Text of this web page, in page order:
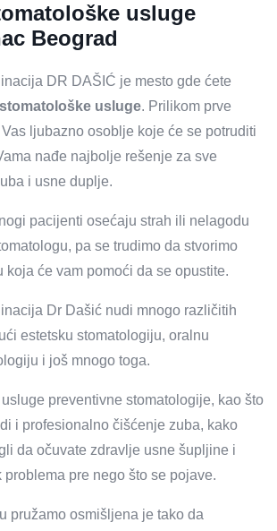
usluge
Beograd
DR DAŠIĆ je mesto gde ćete
usluge. Prilikom prve
ljubazno osoblje koje će se potruditi
nađe najbolje rešenje za sve
i usne duplje.
pacijenti osećaju strah ili nelagodu
pa se trudimo da stvorimo
koja će vam pomoći da se opustite.
Dr Dašić nudi mnogo različitih
estetsku stomatologiju, oralnu
i još mnogo toga.
preventivne stomatologije, kao što
i profesionalno čišćenje zuba, kako
da očuvate zdravlje usne šupljine i
problema pre nego što se pojave.
pružamo osmišljena je tako da